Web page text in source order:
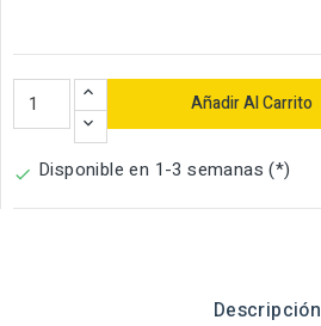
Añadir Al Carrito
 Disponible en 1-3 semanas (*)
Descripción